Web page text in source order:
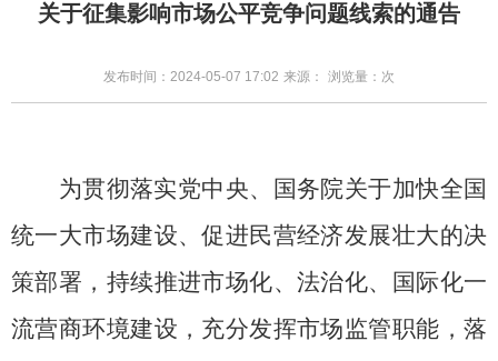
关于征集影响市场公平竞争问题线索的通告
发布时间：2024-05-07 17:02 来源： 浏览量： 次
为贯彻落实党中央、国务院关于加快全国
统一大市场建设、促进民营经济发展壮大的决
策部署，持续推进市场化、法治化、国际化一
流营商环境建设，充分发挥市场监管职能，落